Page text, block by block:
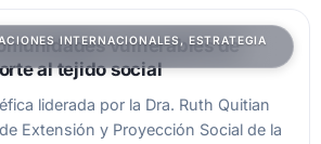
INTERNACIONALES, ESTRATEGIA
vulnerables de
al tejido social
liderada por la Dra. Ruth Quitian
Extensión y Proyección Social de la